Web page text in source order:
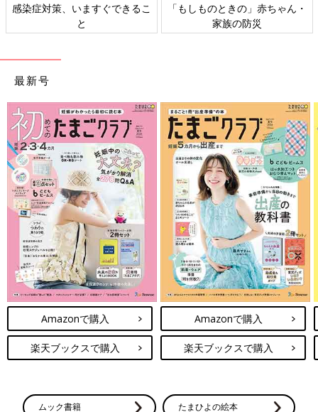
感染症対策、いますぐできるこ
と
「もしものときの」赤ちゃん・
家族の防災
最新号
Amazonで購入
楽天ブックスで購入
Amazonで購入
楽天ブックスで購入
ムック書籍 たまひよの絵本